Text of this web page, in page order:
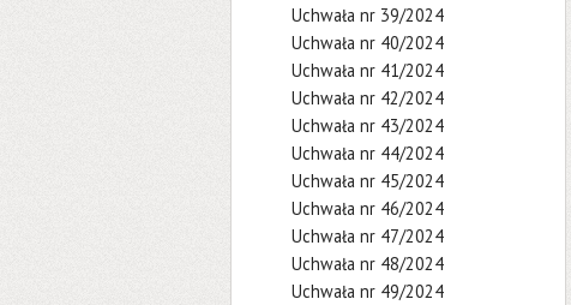
Uchwała nr 39/2024
Uchwała nr 40/2024
Uchwała nr 41/2024
Uchwała nr 42/2024
Uchwała nr 43/2024
Uchwała nr 44/2024
Uchwała nr 45/2024
Uchwała nr 46/2024
Uchwała nr 47/2024
Uchwała nr 48/2024
Uchwała nr 49/2024